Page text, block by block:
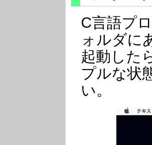
C言語プ
ォルダに
起動した
プルな状
い。